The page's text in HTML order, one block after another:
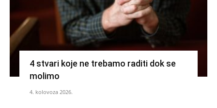
4 stvari koje ne trebamo raditi dok se
molimo
4. kolovoza 2026.